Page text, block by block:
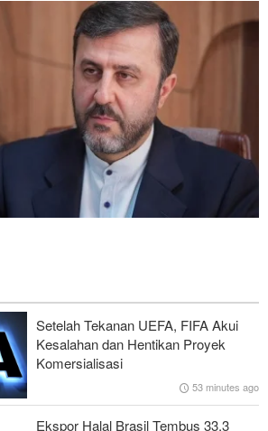
Mendukung Langkah Apa Pun yang
demi Kepentingan Rakyat
Amunisi Habis, Ancam Pembocor
Setelah Tekanan UEFA, FIFA Akui
Kesalahan dan Hentikan Proyek
Komersialisasi
53 minutes ago
Ekspor Halal Brasil Tembus 33,3